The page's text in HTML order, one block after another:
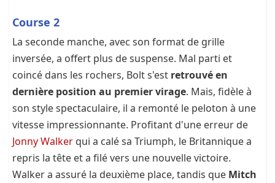
Course 2
La seconde manche, avec son format de grille
inversée, a offert plus de suspense. Mal parti et
coincé dans les rochers, Bolt s'est retrouvé en
dernière position au premier virage. Mais, fidèle à
son style spectaculaire, il a remonté le peloton à une
vitesse impressionnante. Profitant d'une erreur de
Jonny Walker qui a calé sa Triumph, le Britannique a
repris la tête et a filé vers une nouvelle victoire.
Walker a assuré la deuxième place, tandis que Mitch